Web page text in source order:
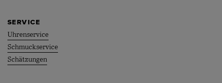
SERVICE
Uhrenservice
Schmuckservice
Schätzungen